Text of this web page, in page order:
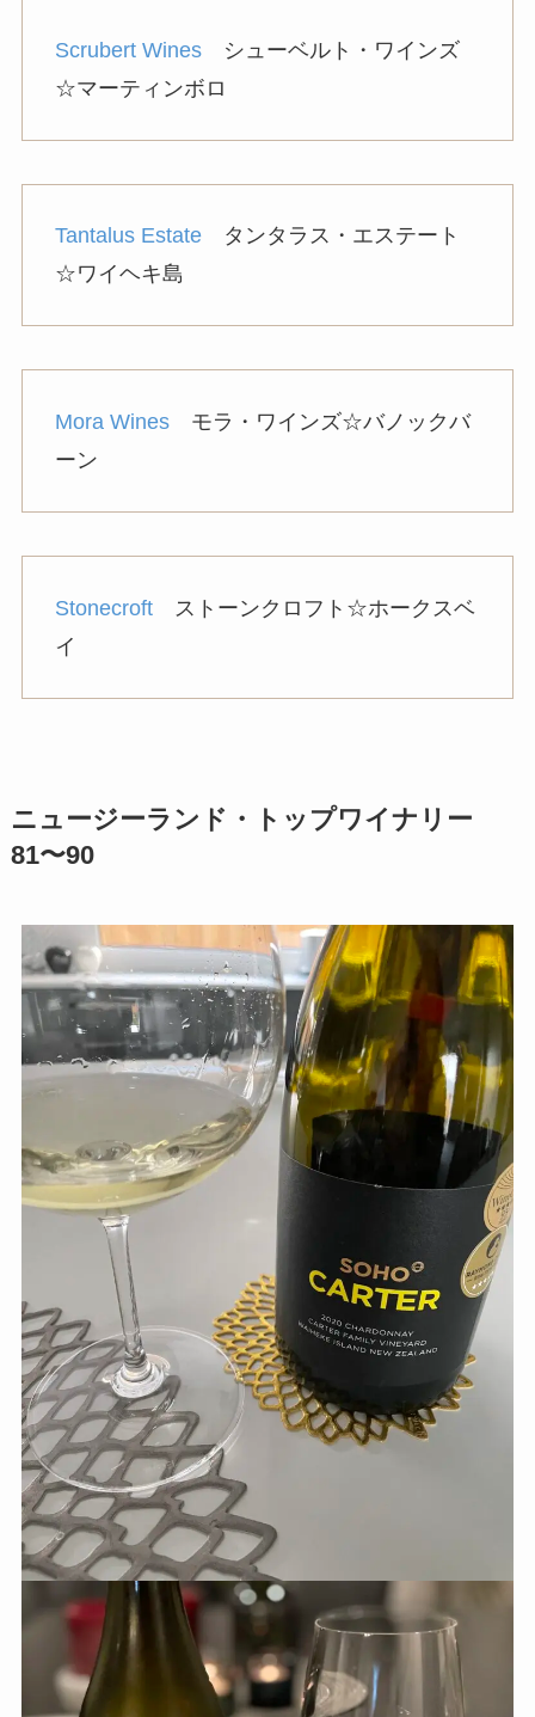
Scrubert Winesシューベルト・ワインズ
☆マーティンボロ
Tantalus Estateタンタラス・エステート
☆ワイヘキ島
Mora Winesモラ・ワインズ☆バノックバ
ーン
Stonecroftストーンクロフト☆ホークスベ
イ
ニュージーランド・トップワイナリー
81〜90